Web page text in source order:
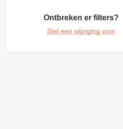
992
F-series
Ontbreken er filters?
Stel een wijziging voor